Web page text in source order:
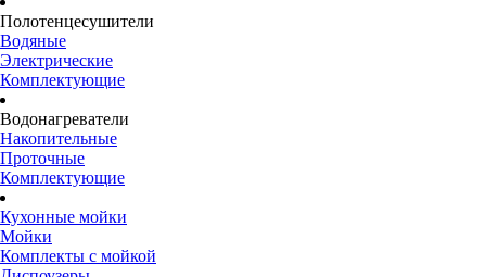
Полотенцесушители
Водяные
Электрические
Комплектующие
Водонагреватели
Накопительные
Проточные
Комплектующие
Кухонные мойки
Мойки
Комплекты с мойкой